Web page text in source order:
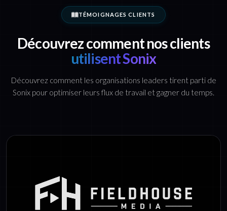
TÉMOIGNAGES CLIENTS
Découvrez comment nos clients
utilisent Sonix
Découvrez comment les organisations leaders tirent parti de
Sonix pour optimiser leurs flux de travail et gagner du temps.